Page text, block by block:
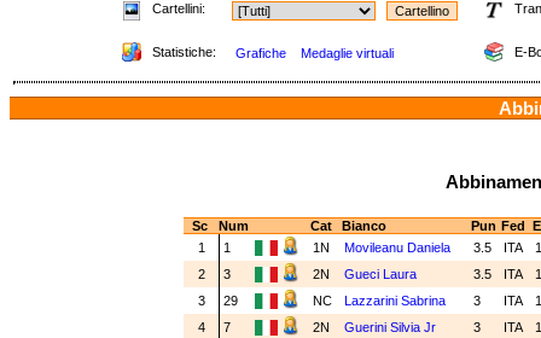
Cartellini:
Statistiche: Grafiche Medaglie virtuali E-
Sc Num Cat Bianco Pun Fed
1
1 1N Movileanu Daniela 3.5 ITA
2
3 2N Gueci Laura 3.5 ITA
3
29 NC Lazzarini Sabrina 3 ITA
4
7 2N Guerini Silvia Jr 3 ITA